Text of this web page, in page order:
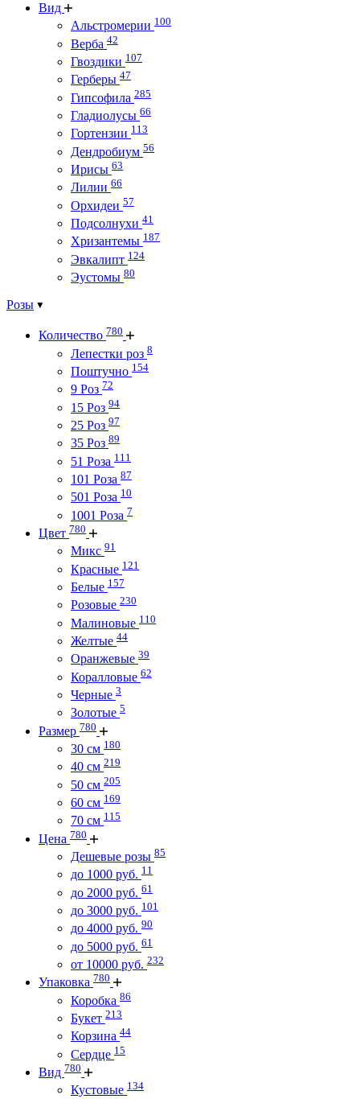
Вид
Альстромерии 100
Верба 42
Гвоздики 107
Герберы 47
Гипсофила 285
Гладиолусы 66
Гортензии 113
Дендробиум 56
Ирисы 63
Лилии 66
Орхидеи 57
Подсолнухи 41
Хризантемы 187
Эвкалипт 124
Эустомы 80
Розы
Количество 780
Лепестки роз 8
Поштучно 154
9 Роз 72
15 Роз 94
25 Роз 97
35 Роз 89
51 Роза 111
101 Роза 87
501 Роза 10
1001 Роза 7
Цвет 780
Микс 91
Красные 121
Белые 157
Розовые 230
Малиновые 110
Желтые 44
Оранжевые 39
Коралловые 62
Черные 3
Золотые 5
Размер 780
30 см 180
40 см 219
50 см 205
60 см 169
70 см 115
Цена 780
Дешевые розы 85
до 1000 руб. 11
до 2000 руб. 61
до 3000 руб. 101
до 4000 руб. 90
до 5000 руб. 61
от 10000 руб. 232
Упаковка 780
Коробка 86
Букет 213
Корзина 44
Сердце 15
Вид 780
Кустовые 134